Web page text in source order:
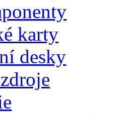
karty
desky